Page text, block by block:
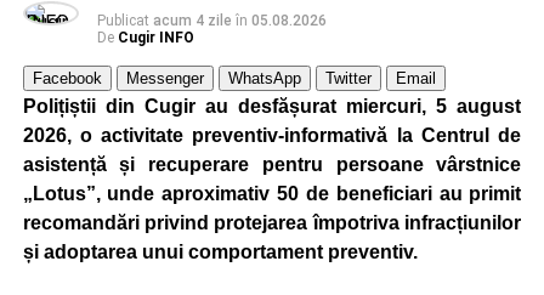
Dacă nu te implici 150% într-un proiect, ai mare șanse să
Elon Musk mi-a strâns mâna de trei ori
„Am avut șansă să lucrez pentru Elon Musk. Mi-a strâns
mâna de trei ori. Am fost director de proiect la prima lui
fabrică de autoturisme din Fremont. Nu comentez prea
multe la adresa domniei sale fiindcă a intrat în politcă (
echipa președintelui Donald Trump) și a făcut o mare
Publicat acum 4 zile în 05.08.2026
De Cugir INFO
Facebook Messenger WhatsApp Twitter Email
Polițiștii din Cugir au desfășurat miercuri, 5 august
2026, o activitate preventiv-informativă la Centrul de
asistență și recuperare pentru persoane vârstnice
„Lotus”, unde aproximativ 50 de beneficiari au primit
recomandări privind protejarea împotriva infracțiunilor
și adoptarea unui comportament preventiv.